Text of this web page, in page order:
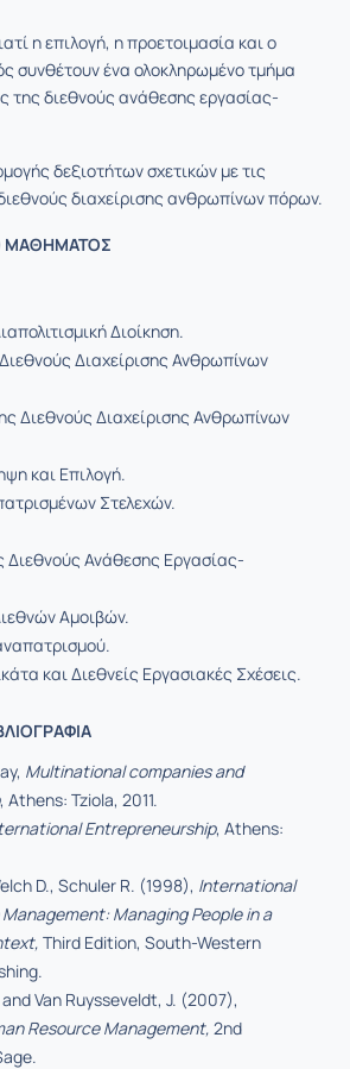
η επιλογή, η προετοιμασία και ο
συνθέτουν ένα ολοκληρωμένο τμήμα
της διεθνούς ανάθεσης εργασίας-
δεξιοτήτων σχετικών με τις
διαχείρισης ανθρωπίνων πόρων.
ΜΑΘΗΜΑΤΟΣ
Διοίκηση.
Διαχείρισης Ανθρωπίνων
Διεθνούς Διαχείρισης Ανθρωπίνων
και Επιλογή.
Στελεχών.
Ανάθεσης Εργασίας-
Αμοιβών.
και Διεθνείς Εργασιακές Σχέσεις.
Multinational companies and
, Athens: Tziola, 2011.
Entrepreneurship, Athens:
D., Schuler R. (1998), International
Managing People in a
Third Edition, South-Western
Van Ruysseveldt, J. (2007),
Resource Management, 2nd